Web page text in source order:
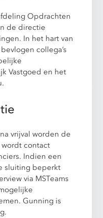
Opdrachten
de directie
In het hart van
collega’s
Vastgoed en het
vrijval worden de
contact
Indien een
sluiting beperkt
via MSTeams
Gunning is